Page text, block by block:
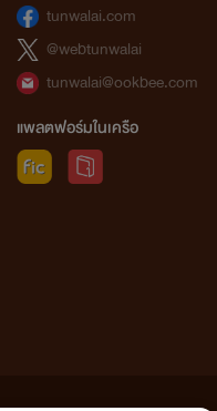
tunwalai.com
@webtunwalai
tunwalai@ookbee.com
แพลตฟอร์มในเครือ